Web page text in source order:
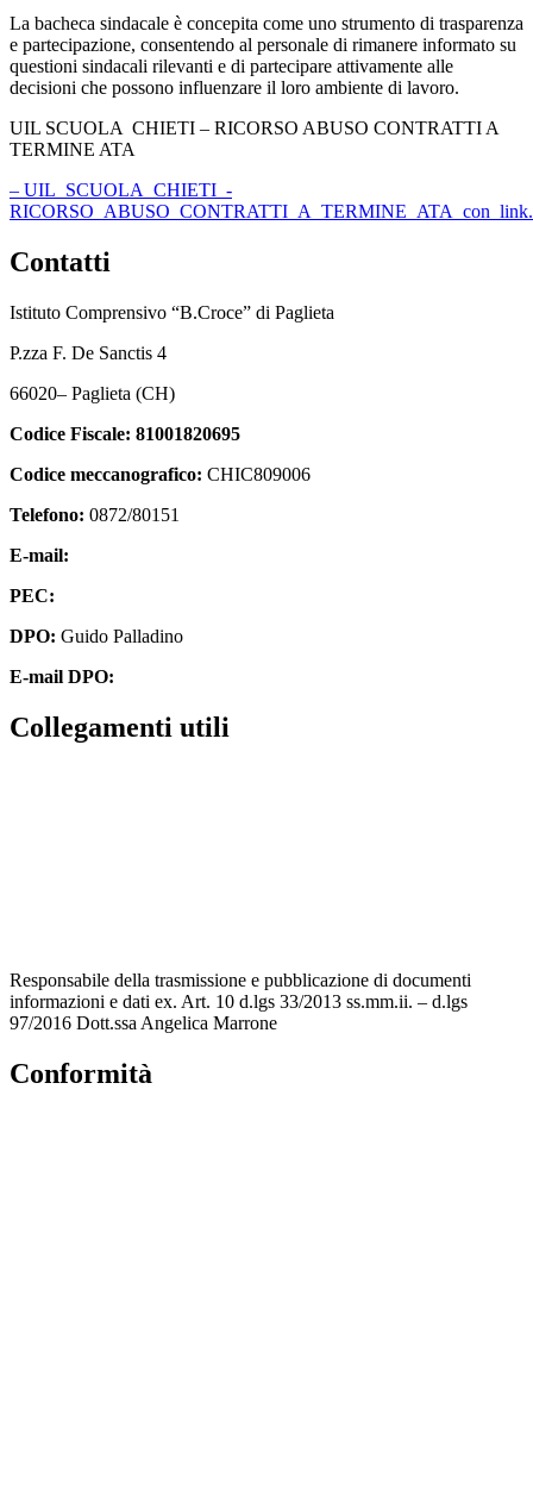
La bacheca sindacale è concepita come uno strumento di trasparenza
e partecipazione, consentendo al personale di rimanere informato su
questioni sindacali rilevanti e di partecipare attivamente alle
decisioni che possono influenzare il loro ambiente di lavoro.
UIL SCUOLA CHIETI – RICORSO ABUSO CONTRATTI A
TERMINE ATA
– UIL_SCUOLA_CHIETI_-
Contatti
Istituto Comprensivo “B.Croce” di Paglieta
P.zza F. De Sanctis 4
66020– Paglieta (CH)
Codice Fiscale: 81001820695
Codice meccanografico: CHIC809006
Telefono: 0872/80151
E-mail:
PEC:
DPO: Guido Palladino
E-mail DPO:
Collegamenti utili
Responsabile della trasmissione e pubblicazione di documenti
informazioni e dati ex. Art. 10 d.lgs 33/2013 ss.mm.ii. – d.lgs
97/2016 Dott.ssa Angelica Marrone
Conformità